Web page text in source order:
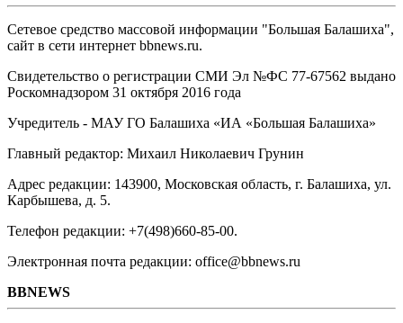
Сетевое средство массовой информации "Большая Балашиха",
сайт в сети интернет bbnews.ru.
Свидетельство о регистрации СМИ Эл №ФС ‎77-67562 выдано
Роскомнадзором 31 октября 2016 года
Учредитель - МАУ ГО Балашиха «ИА «Большая Балашиха»
Главный редактор: Михаил Николаевич Грунин
Адрес редакции: 143900, Московская область, г. Балашиха, ул.
Карбышева, д. 5.
Телефон редакции: +7(498)660-85-00.
Электронная почта редакции: office@bbnews.ru
BBNEWS